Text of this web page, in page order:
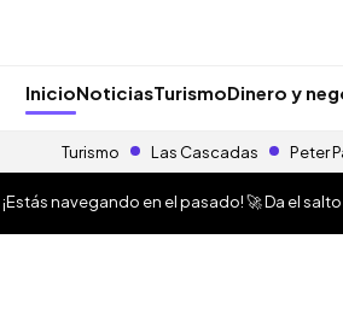
InicioNoticiasTurismoDinero y
Turismo Las Cascadas Peter
¡Estás navegando en el pasado! 🚀 Da el